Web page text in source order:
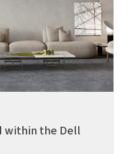
within the Dell